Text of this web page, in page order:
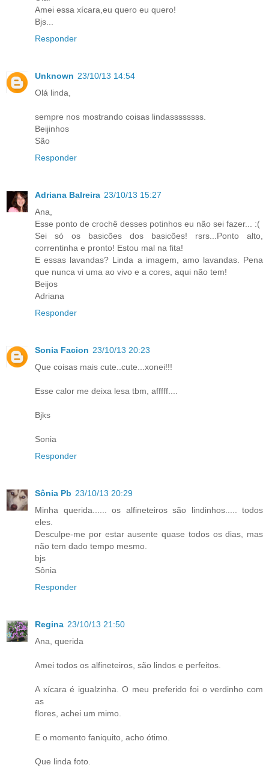
Amei essa xícara,eu quero eu quero!
Bjs...
Responder
Unknown 23/10/13 14:54
Olá linda,
sempre nos mostrando coisas lindassssssss.
Beijinhos
São
Responder
Adriana Balreira 23/10/13 15:27
Ana,
Esse ponto de crochê desses potinhos eu não sei fazer... :(
Sei só os basicões dos basicões! rsrs...Ponto alto,
correntinha e pronto! Estou mal na fita!
E essas lavandas? Linda a imagem, amo lavandas. Pena
que nunca vi uma ao vivo e a cores, aqui não tem!
Beijos
Adriana
Responder
Sonia Facion 23/10/13 20:23
Que coisas mais cute..cute...xonei!!!
Esse calor me deixa lesa tbm, afffff....
Bjks
Sonia
Responder
Sônia Pb 23/10/13 20:29
Minha querida...... os alfineteiros são lindinhos..... todos
eles.
Desculpe-me por estar ausente quase todos os dias, mas
não tem dado tempo mesmo.
bjs
Sônia
Responder
Regina 23/10/13 21:50
Ana, querida
Amei todos os alfineteiros, são lindos e perfeitos.
A xícara é igualzinha. O meu preferido foi o verdinho com
as
flores, achei um mimo.
E o momento faniquito, acho ótimo.
Que linda foto.